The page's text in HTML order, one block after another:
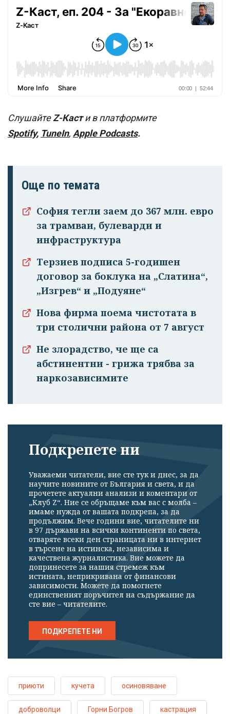
Успешно
профила си!
СлушайтеZ-Касти в платформите
Spotify, TuneIn, Apple Podcasts.
Още по темата
София тегли заем до 367 млн. евро
за трамваи, булеварди и
инфраструктура
Терзиев подписа 5-годишен
договор за боклука на „Слатина“,
„Изгрев“ и „Подуяне“
Нова фирма поема чистотата в
три столични района от 7 август
Не злорадство, че ще са
абстинентни - грижа трябва за
наркозависимите
Подкрепете ни
Уважаеми читатели, вие сте тук и днес, за да
научите новините от България и света, и да
прочетете актуални анализи и коментари от
„Клуб Z“. Ние се обръщаме към вас с молба –
имаме нужда от вашата подкрепа, за да
продължим. Вече години вие, читателите ни
в 97 държави на всички континенти по света,
отваряте всеки ден страницата ни в интернет
в търсене на истинска, независима и
качествена журналистика. Вие можете да
допринесете за нашия стремеж към
истината, неприкривана от финансови
зависимости. Можете да помогнете
единственият поръчител на съдържание да
сте вие – читателите.
ПОДКРЕПЕТЕ НИ
приюти кучета осиновяване
доброволци Горни Богров кастрация